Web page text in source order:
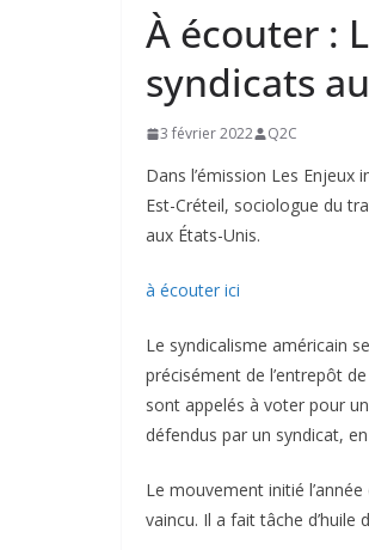
À écouter :
syndicats
3 février 2022 Q2C
Dans l’émission Les Enjeux
Est-Créteil, sociologue du
aux États-Unis.
à écouter ici
Le syndicalisme américain
précisément de l’entrepôt
sont appelés à voter pour
défendus par un syndicat,
Le mouvement initié
vaincu. Il a fait tâche d’huile